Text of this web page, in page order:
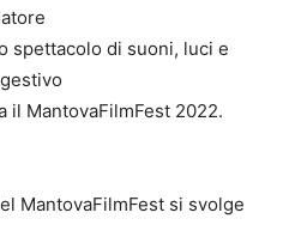
spettacolo di suoni, luci e
il MantovaFilmFest 2022.
MantovaFilmFest si svolge